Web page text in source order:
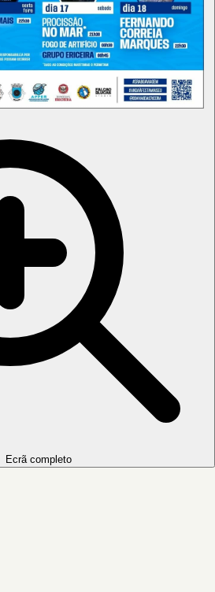
Ecrã completo